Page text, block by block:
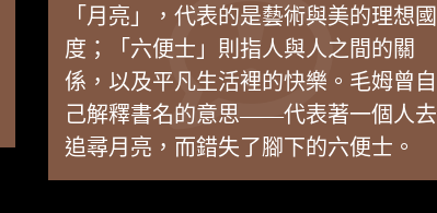
「月亮」，代表的是藝術與美的理想國
度；「六便士」則指人與人之間的關
係，以及平凡生活裡的快樂。毛姆曾自
己解釋書名的意思——代表著一個人去
追尋月亮，而錯失了腳下的六便士。